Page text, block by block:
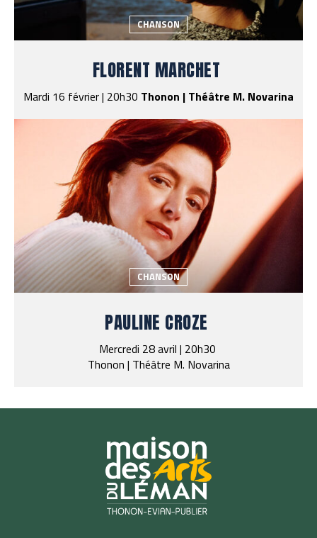
CHANSON
FLORENT MARCHET
Mardi 16 février | 20h30 Thonon | Théâtre M. Novarina
CHANSON
PAULINE CROZE
Mercredi 28 avril | 20h30
Thonon | Théâtre M. Novarina